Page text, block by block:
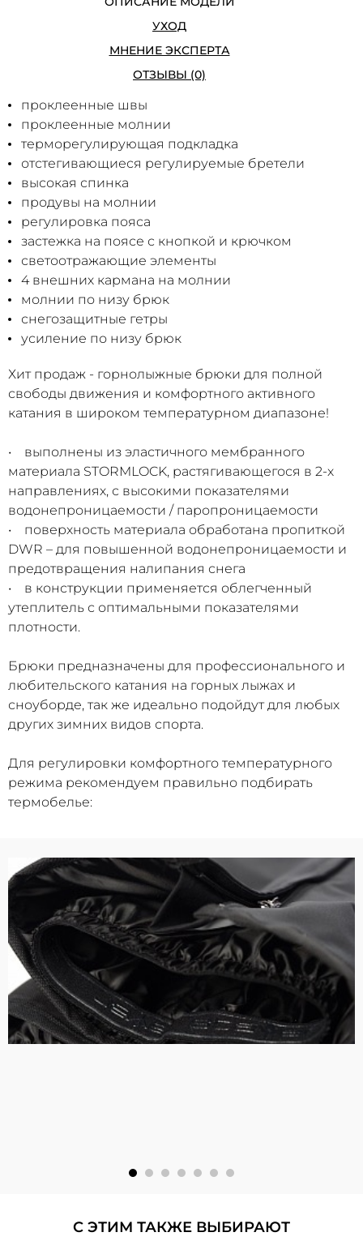
УХОД
МНЕНИЕ ЭКСПЕРТА
ОТЗЫВЫ (0)
проклеенные швы
проклеенные молнии
терморегулирующая подкладка
отстегивающиеся регулируемые бретели
высокая спинка
продувы на молнии
регулировка пояса
застежка на поясе с кнопкой и крючком
светоотражающие элементы
4 внешних кармана на молнии
молнии по низу брюк
снегозащитные гетры
усиление по низу брюк
Хит продаж - горнолыжные брюки для полной
свободы движения и комфортного активного
катания в широком температурном диапазоне!
• выполнены из эластичного мембранного
материала STORMLOCK, растягивающегося в 2-х
направлениях, с высокими показателями
водонепроницаемости / паропроницаемости
• поверхность материала обработана пропиткой
DWR – для повышенной водонепроницаемости и
предотвращения налипания снега
• в конструкции применяется облегченный
утеплитель с оптимальными показателями
плотности.
Брюки предназначены для профессионального и
любительского катания на горных лыжах и
сноуборде, так же идеально подойдут для любых
других зимних видов спорта.
Для регулировки комфортного температурного
режима рекомендуем правильно подбирать
термобелье:
С ЭТИМ ТАКЖЕ ВЫБИРАЮТ